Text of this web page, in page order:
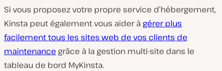
Si vous proposez votre propre service d’hébergement,
Kinsta peut également vous aider à gérer plus
facilement tous les sites web de vos clients de
maintenance grâce à la gestion multi-site dans le
tableau de bord MyKinsta.